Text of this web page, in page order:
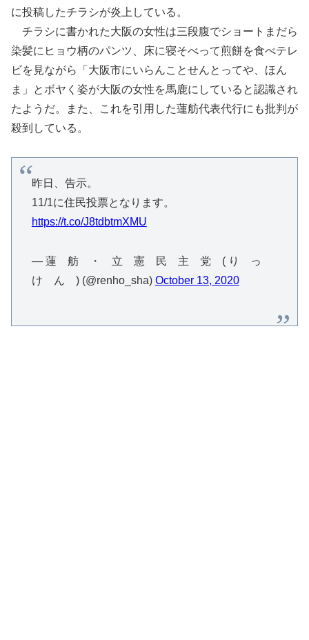
に投稿したチラシが炎上している。
チラシに書かれた大阪の女性は三段腹でショートまだら
染髪にヒョウ柄のパンツ、床に寝そべって煎餅を食べテレ
ビを見ながら「大阪市にいらんことせんとってや、ほん
ま」とボヤく姿が大阪の女性を馬鹿にしていると認識され
たようだ。また、これを引用した蓮舫代表代行にも批判が
殺到している。
昨日、告示。
11/1に住民投票となります。
https://t.co/J8tdbtmXMU
— 蓮 舫 ・ 立 憲 民 主 党 ( り っ
け ん ) (@renho_sha) October 13, 2020